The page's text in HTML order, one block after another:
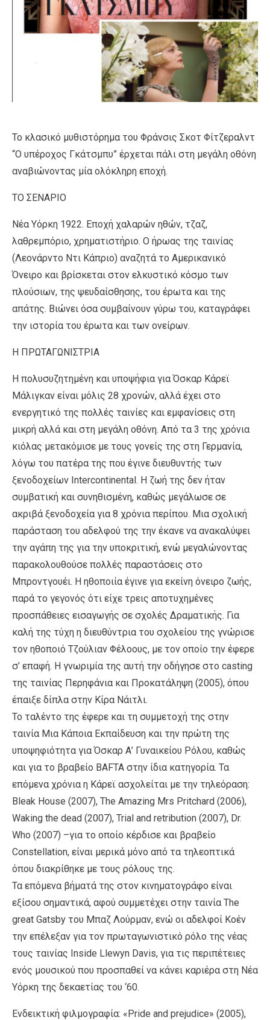
Το κλασικό μυθιστόρημα του Φράνσις Σκοτ Φίτζεραλντ
“Ο υπέροχος Γκάτσμπυ” έρχεται πάλι στη μεγάλη οθόνη
αναβιώνοντας μία ολόκληρη εποχή.
ΤΟ ΣΕΝΑΡΙΟ
Νέα Υόρκη 1922. Εποχή χαλαρών ηθών, τζαζ,
λαθρεμπόριο, χρηματιστήριο. Ο ήρωας της ταινίας
(Λεονάρντο Ντι Κάπριο) αναζητά το Αμερικανικό
Όνειρο και βρίσκεται στον ελκυστικό κόσμο των
πλούσιων, της ψευδαίσθησης, του έρωτα και της
απάτης. Βιώνει όσα συμβαίνουν γύρω του, καταγράφει
την ιστορία του έρωτα και των ονείρων.
Η ΠΡΩΤΑΓΩΝΙΣΤΡΙΑ
Η πολυσυζητημένη και υποψήφια για Όσκαρ Κάρεϊ
Μάλιγκαν είναι μόλις 28 χρονών, αλλά έχει στο
ενεργητικό της πολλές ταινίες και εμφανίσεις στη
μικρή αλλά και στη μεγάλη οθόνη. Από τα 3 της χρόνια
κιόλας μετακόμισε με τους γονείς της στη Γερμανία,
λόγω του πατέρα της που έγινε διευθυντής των
ξενοδοχείων Intercontinental. Η ζωή της δεν ήταν
συμβατική και συνηθισμένη, καθώς μεγάλωσε σε
ακριβά ξενοδοχεία για 8 χρόνια περίπου. Μια σχολική
παράσταση του αδελφού της την έκανε να ανακαλύψει
την αγάπη της για την υποκριτική, ενώ μεγαλώνοντας
παρακολουθούσε πολλές παραστάσεις στο
Μπροντγουέι. Η ηθοποιία έγινε για εκείνη όνειρο ζωής,
παρά το γεγονός ότι είχε τρεις αποτυχημένες
προσπάθειες εισαγωγής σε σχολές Δραματικής. Για
καλή της τύχη η διευθύντρια του σχολείου της γνώρισε
τον ηθοποιό Τζούλιαν Φέλοους, με τον οποίο την έφερε
σ’ επαφή. Η γνωριμία της αυτή την οδήγησε στο casting
της ταινίας Περηφάνια και Προκατάληψη (2005), όπου
έπαιξε δίπλα στην Κίρα Νάιτλι.
Το ταλέντο της έφερε και τη συμμετοχή της στην
ταινία Μια Κάποια Εκπαίδευση και την πρώτη της
υποψηφιότητα για Όσκαρ Α’ Γυναικείου Ρόλου, καθώς
και για το βραβείο ΒAFTA στην ίδια κατηγορία. Τα
επόμενα χρόνια η Κάρεϊ ασχολείται με την τηλεόραση:
Bleak House (2007), The Amazing Mrs Pritchard (2006),
Waking the dead (2007), Trial and retribution (2007), Dr.
Who (2007) –για το οποίο κέρδισε και βραβείο
Constellation, είναι μερικά μόνο από τα τηλεοπτικά
όπου διακρίθηκε με τους ρόλους της.
Τα επόμενα βήματά της στον κινηματογράφο είναι
εξίσου σημαντικά, αφού συμμετέχει στην ταινία The
great Gatsby του Μπαζ Λούρμαν, ενώ οι αδελφοί Κοέν
την επέλεξαν για τον πρωταγωνιστικό ρόλο της νέας
τους ταινίας Inside Llewyn Davis, για τις περιπέτειες
ενός μουσικού που προσπαθεί να κάνει καριέρα στη Νέα
Υόρκη της δεκαετίας του ‘60.
Ενδεικτική φιλμογραφία: «Pride and prejudice» (2005),